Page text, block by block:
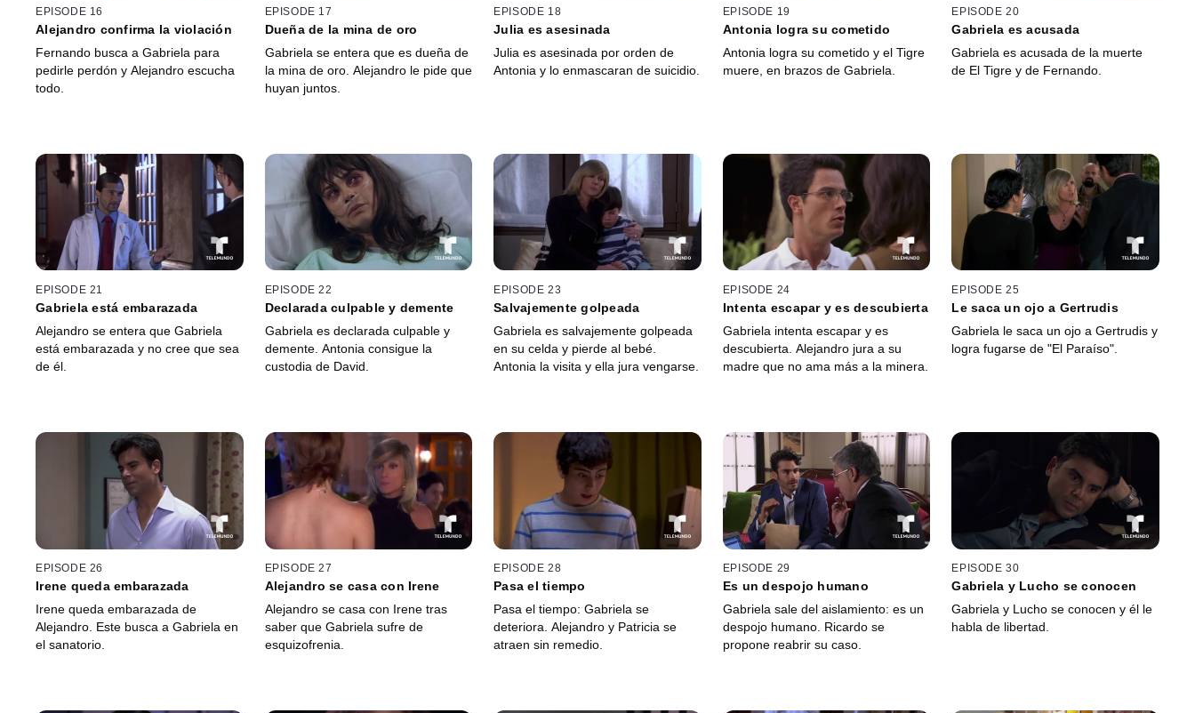
EPISODE 16
Alejandro confirma la violación
Fernando busca a Gabriela para
pedirle perdón y Alejandro escucha
todo.
EPISODE 17
Dueña de la mina de oro
Gabriela se entera que es dueña de
la mina de oro. Alejandro le pide que
huyan juntos.
EPISODE 18
Julia es asesinada
Julia es asesinada por orden de
Antonia y lo enmascaran de suicidio.
EPISODE 19
Antonia logra su cometido
Antonia logra su cometido y el Tigre
muere, en brazos de Gabriela.
EPISODE 20
Gabriela es acusada
Gabriela es acusada de la muerte
de El Tigre y de Fernando.
EPISODE 21
Gabriela está embarazada
Alejandro se entera que Gabriela
está embarazada y no cree que sea
de él.
EPISODE 22
Declarada culpable y demente
Gabriela es declarada culpable y
demente. Antonia consigue la
custodia de David.
EPISODE 23
Salvajemente golpeada
Gabriela es salvajemente golpeada
en su celda y pierde al bebé.
Antonia la visita y ella jura vengarse.
EPISODE 24
Intenta escapar y es descubierta
Gabriela intenta escapar y es
descubierta. Alejandro jura a su
madre que no ama más a la minera.
EPISODE 25
Le saca un ojo a Gertrudis
Gabriela le saca un ojo a Gertrudis y
logra fugarse de "El Paraíso".
EPISODE 26
Irene queda embarazada
Irene queda embarazada de
Alejandro. Este busca a Gabriela en
el sanatorio.
EPISODE 27
Alejandro se casa con Irene
Alejandro se casa con Irene tras
saber que Gabriela sufre de
esquizofrenia.
EPISODE 28
Pasa el tiempo
Pasa el tiempo: Gabriela se
deteriora. Alejandro y Patricia se
atraen sin remedio.
EPISODE 29
Es un despojo humano
Gabriela sale del aislamiento: es un
despojo humano. Ricardo se
propone reabrir su caso.
EPISODE 30
Gabriela y Lucho se conocen
Gabriela y Lucho se conocen y él le
habla de libertad.